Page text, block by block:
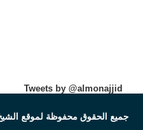
Tweets by @almonajjid
جميع الحقوق محفوظة لموقع الشيخ